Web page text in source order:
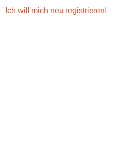
Ich will mich neu registrieren!